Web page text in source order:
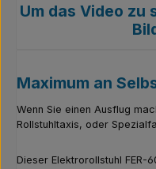
Um das Video
Maximum an
Wenn Sie einen Ausflug
Rollstuhltaxis, oder
Dieser Elektrorollstuhl FER-